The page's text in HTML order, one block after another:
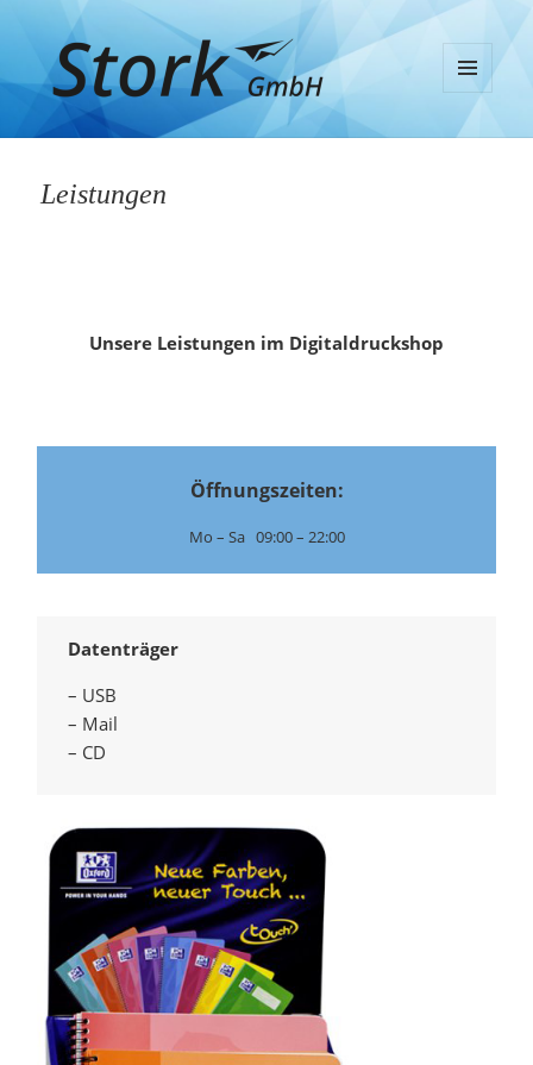
Stork GmbH
UND
Leistungen
Unsere Leistungen im Digitaldruckshop
Öffnungszeiten:
Mo – Sa 09:00 – 22:00
Datenträger
– USB
– Mail
– CD